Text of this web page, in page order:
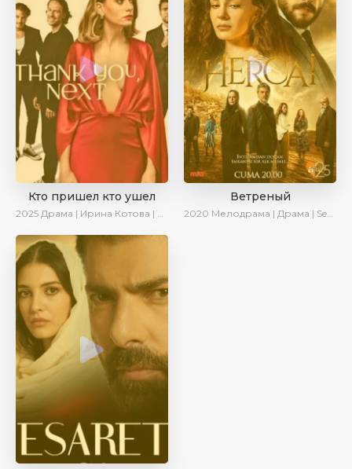
Кто пришел кто ушел
2025 Драма | Ирина Котова | Новинки | Сериалы 2025
Ветреный
2020 Мелодрама | Драма | SesDizi | Ирина Котова | AveTurk